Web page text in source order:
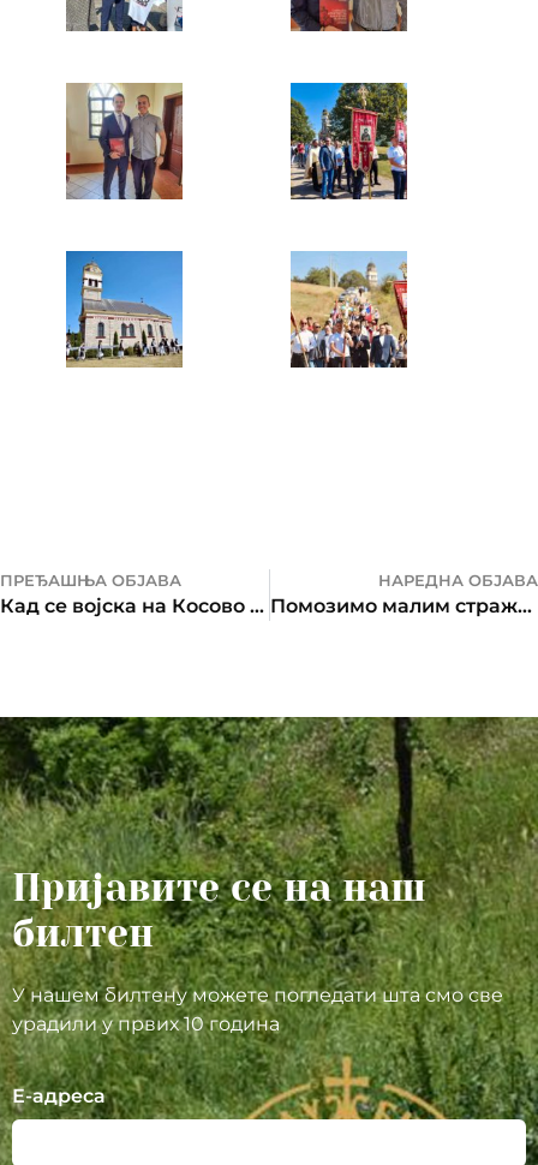
ПРЕЂАШЊА ОБЈАВА
Кад се војска на Косово врати
НАРЕДНА ОБЈАВА
Помозимо малим стражарима на Косову и Метохији
Пријавите се на наш
билтен
У нашем билтену можете погледати шта смо све
урадили у првих 10 година
Е-адреса